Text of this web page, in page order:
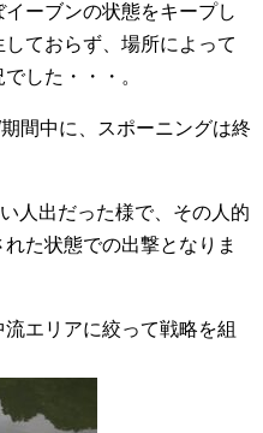
ーブンの状態をキープし
ておらず、場所によって
した・・・。
間中に、スポーニングは終
人出だった様で、その人的
た状態での出撃となりま
エリアに絞って戦略を組